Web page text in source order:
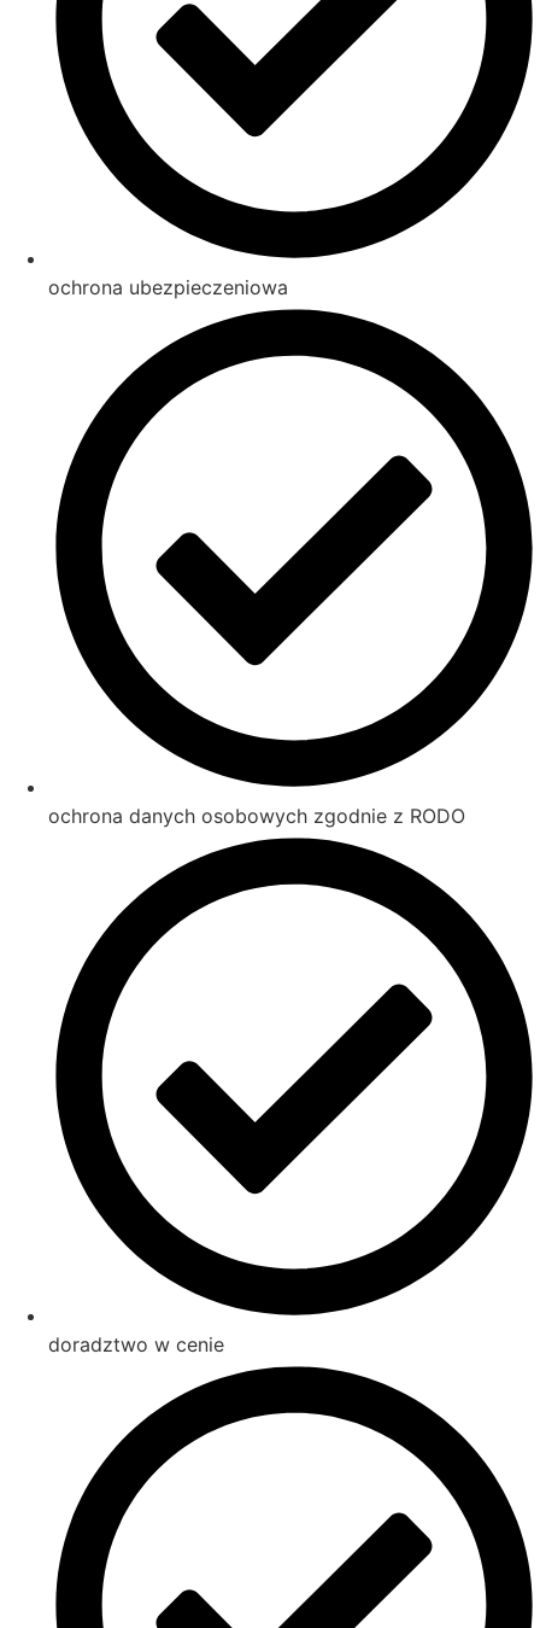
ochrona ubezpieczeniowa
ochrona danych osobowych zgodnie z RODO
doradztwo w cenie